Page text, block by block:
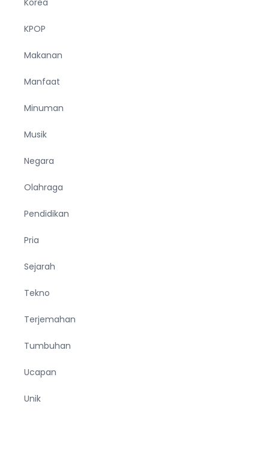
Korea
KPOP
Makanan
Manfaat
Minuman
Musik
Negara
Olahraga
Pendidikan
Pria
Sejarah
Tekno
Terjemahan
Tumbuhan
Ucapan
Unik